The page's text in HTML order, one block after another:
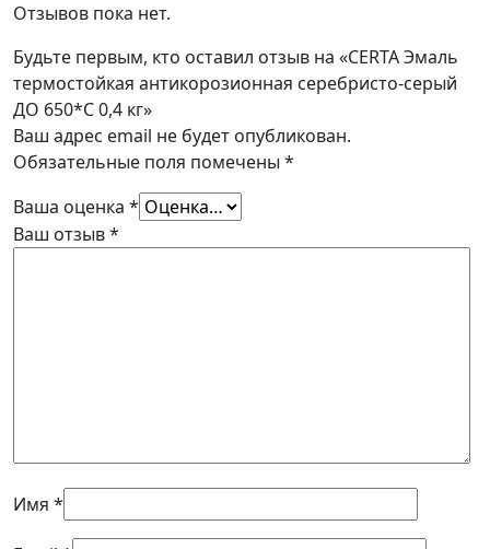
Отзывов пока нет.
Будьте первым, кто оставил отзыв на «CERTA Эмаль
термостойкая антикорозионная серебристо-серый
ДО 650*С 0,4 кг»
Ваш адрес email не будет опубликован.
Обязательные поля помечены *
Ваша оценка *
Ваш отзыв*
Имя *